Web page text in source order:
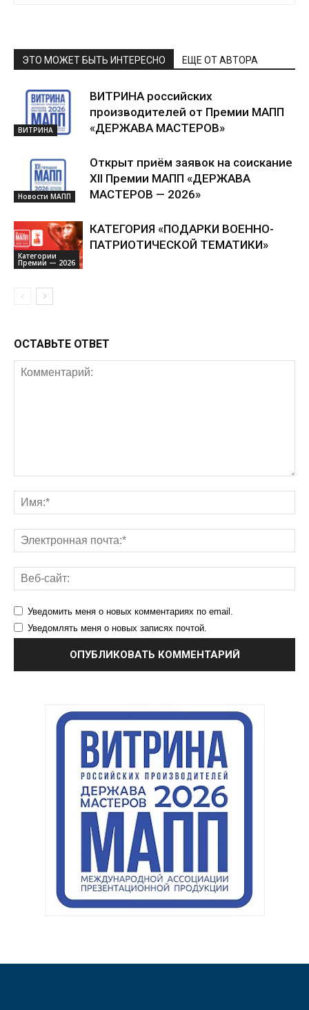
ЭТО МОЖЕТ БЫТЬ ИНТЕРЕСНО ЕЩЕ ОТ АВТОРА
ВИТРИНА
ВИТРИНА российских
производителей от Премии МАПП
«ДЕРЖАВА МАСТЕРОВ»
Новости МАПП
Открыт приём заявок на соискание
XII Премии МАПП «ДЕРЖАВА
МАСТЕРОВ — 2026»
Категории
Премии — 2026
КАТЕГОРИЯ «ПОДАРКИ ВОЕННО-
ПАТРИОТИЧЕСКОЙ ТЕМАТИКИ»
ОСТАВЬТЕ ОТВЕТ
Уведомить меня о новых комментариях по email.
Уведомлять меня о новых записях почтой.